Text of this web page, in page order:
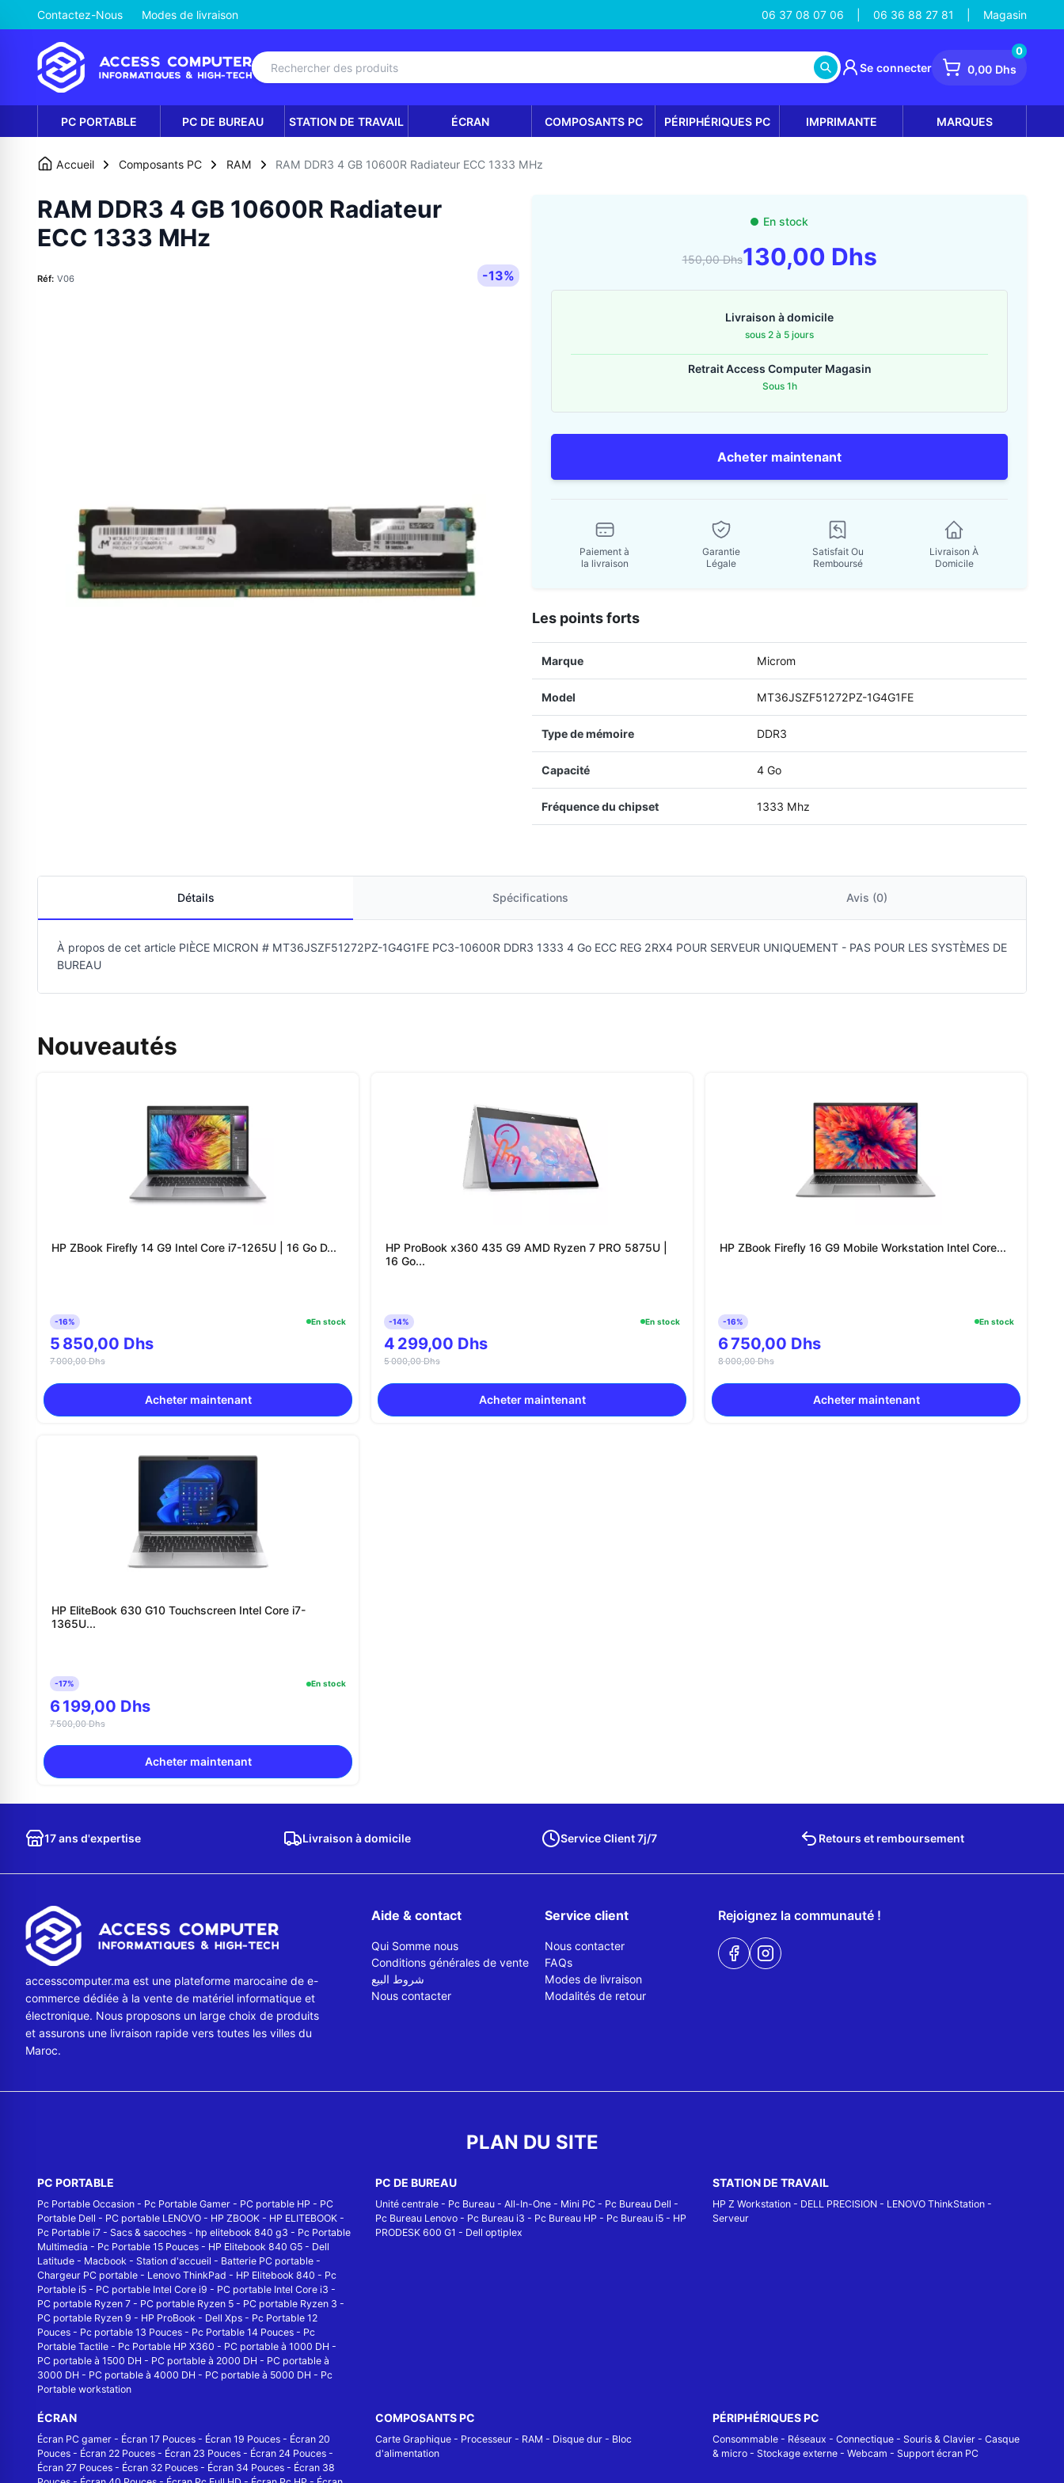
Contactez-Nous Modes de livraison 06 37 08 07 06 06 36 88 27 81 Magasin
Se connecter 0,00 Dhs
0
PC PORTABLE PC DE BUREAU STATION DE TRAVAIL ÉCRAN COMPOSANTS PC PÉRIPHÉRIQUES PC IMPRIMANTE MARQUES
Accueil Composants PC RAM RAM DDR3 4 GB 10600R Radiateur ECC 1333 MHz
RAM DDR3 4 GB 10600R Radiateur
ECC 1333 MHz
Réf: V06 -13%
En stock
150,00 Dhs130,00 Dhs
Livraison à domicile
sous 2 à 5 jours
Retrait Access Computer Magasin
Sous 1h
Acheter maintenant
Paiement à
la livraison
Garantie
Légale
Satisfait Ou
Remboursé
Livraison À
Domicile
Les points forts
Marque Microm
Model MT36JSZF51272PZ-1G4G1FE
Type de mémoire DDR3
Capacité 4 Go
Fréquence du chipset 1333 Mhz
Détails Spécifications Avis (0)
À propos de cet article PIÈCE MICRON # MT36JSZF51272PZ-1G4G1FE PC3-10600R DDR3 1333 4 Go ECC REG 2RX4 POUR SERVEUR UNIQUEMENT - PAS POUR LES SYSTÈMES DE
BUREAU
Nouveautés
HP ZBook Firefly 14 G9 Intel Core i7-1265U | 16 Go D...
-16% En stock
5 850,00 Dhs
7 000,00 Dhs
Acheter maintenant
HP ProBook x360 435 G9 AMD Ryzen 7 PRO 5875U |
16 Go...
-14% En stock
4 299,00 Dhs
5 000,00 Dhs
Acheter maintenant
HP ZBook Firefly 16 G9 Mobile Workstation Intel Core...
-16% En stock
6 750,00 Dhs
8 000,00 Dhs
Acheter maintenant
HP EliteBook 630 G10 Touchscreen Intel Core i7-
1365U...
-17% En stock
6 199,00 Dhs
7 500,00 Dhs
Acheter maintenant
17 ans d'expertise Livraison à domicile Service Client 7j/7 Retours et remboursement
accesscomputer.ma est une plateforme marocaine de e-
commerce dédiée à la vente de matériel informatique et
électronique. Nous proposons un large choix de produits
et assurons une livraison rapide vers toutes les villes du
Maroc.
Aide & contact
Qui Somme nous
Conditions générales de vente
شروط البيع
Nous contacter
Service client
Nous contacter
FAQs
Modes de livraison
Modalités de retour
Rejoignez la communauté !
PLAN DU SITE
PC PORTABLE
Pc Portable Occasion - Pc Portable Gamer - PC portable HP - PC
Portable Dell - PC portable LENOVO - HP ZBOOK - HP ELITEBOOK -
Pc Portable i7 - Sacs & sacoches - hp elitebook 840 g3 - Pc Portable
Multimedia - Pc Portable 15 Pouces - HP Elitebook 840 G5 - Dell
Latitude - Macbook - Station d'accueil - Batterie PC portable -
Chargeur PC portable - Lenovo ThinkPad - HP Elitebook 840 - Pc
Portable i5 - PC portable Intel Core i9 - PC portable Intel Core i3 -
PC portable Ryzen 7 - PC portable Ryzen 5 - PC portable Ryzen 3 -
PC portable Ryzen 9 - HP ProBook - Dell Xps - Pc Portable 12
Pouces - Pc portable 13 Pouces - Pc Portable 14 Pouces - Pc
Portable Tactile - Pc Portable HP X360 - PC portable à 1000 DH -
PC portable à 1500 DH - PC portable à 2000 DH - PC portable à
3000 DH - PC portable à 4000 DH - PC portable à 5000 DH - Pc
Portable workstation
PC DE BUREAU
Unité centrale- Pc Bureau- All-In-One- Mini PC- Pc Bureau Dell -
Pc Bureau Lenovo- Pc Bureau i3 - Pc Bureau HP - Pc Bureau i5- HP
PRODESK 600 G1 - Dell optiplex
STATION DE TRAVAIL
HP Z Workstation - DELL PRECISION - LENOVO ThinkStation -
Serveur
ÉCRAN
Écran PC gamer - Écran 17 Pouces - Écran 19 Pouces - Écran 20
Pouces - Écran 22 Pouces - Écran 23 Pouces - Écran 24 Pouces -
Écran 27 Pouces - Écran 32 Pouces - Écran 34 Pouces - Écran 38
COMPOSANTS PC
Carte Graphique- Processeur- RAM - Disque dur- Bloc
d'alimentation
PÉRIPHÉRIQUES PC
Consommable - Réseaux - Connectique - Souris & Clavier -Casque
& micro - Stockage externe -Webcam - Support écran PC